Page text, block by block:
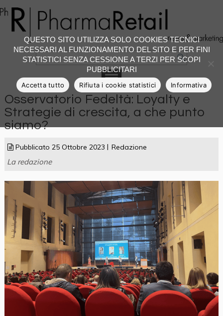
Osservatorio Fedeltà: Loyalty e
Strategie di crescita, a che punto
siamo?
Pubblicato 25 Ottobre 2023 Redazione
La redazione
QUESTO SITO UTILIZZA SOLO COOKIES TECNICI
NECESSARI AL FUNZIONAMENTO DEL SITO E PER FINI
STATISTICI SENZA CESSIONE A TERZI PER SCOPI
PUBBLICITARI
Accetta tutto Rifiuta i cookie statistici Informativa